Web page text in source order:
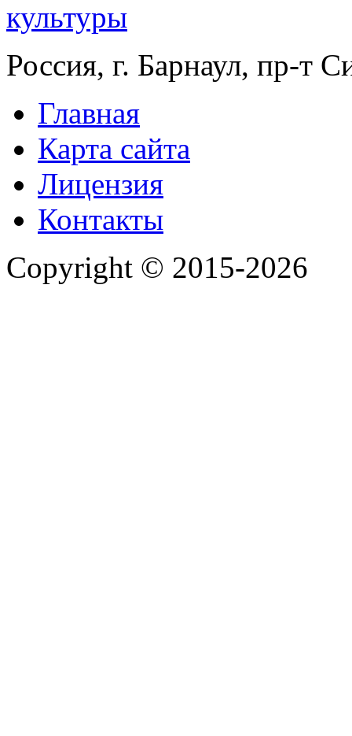
Россия, г. Барнаул, пр-т
Главная
Карта сайта
Лицензия
Контакты
Copyright © 2015-2026